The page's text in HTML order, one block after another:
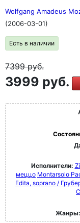
Wolfgang Amadeus
(2006-03-01)
Есть в наличии
7399руб.
3999 руб.
Исполнители:
меццо Montarsolo
Edita, soprano /
Жанры: